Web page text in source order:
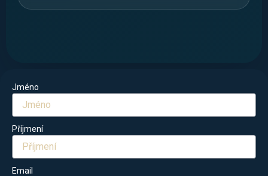
Jméno
Příjmení
Email